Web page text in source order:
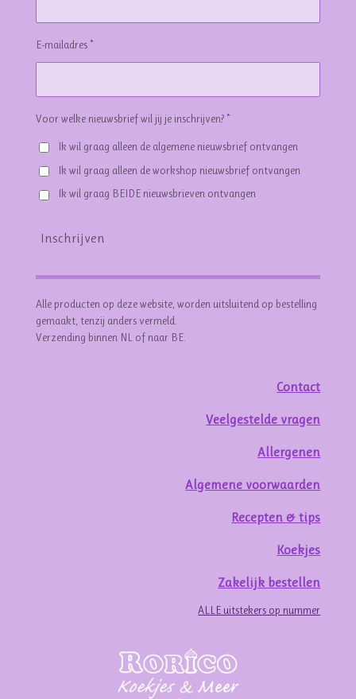
E-mailadres *
Voor welke nieuwsbrief wil jij je inschrijven? *
Ik wil graag alleen de algemene nieuwsbrief ontvangen
Ik wil graag alleen de workshop nieuwsbrief ontvangen
Ik wil graag BEIDE nieuwsbrieven ontvangen
Inschrijven
Alle producten op deze website, worden uitsluitend op bestelling
gemaakt, tenzij anders vermeld.
Verzending binnen NL of naar BE.
Contact
Veelgestelde vragen
Allergenen
Algemene voorwaarden
Recepten & tips
Koekjes
Zakelijk bestellen
ALLE uitstekers op nummer